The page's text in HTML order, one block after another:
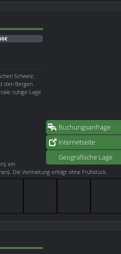
Buchungsanfrage
Internetseite
Geografische Lage
Schweiz,
den Bergen
ruhige Lage
ein
Die Vermietung erfolgt ohne Frühstück.